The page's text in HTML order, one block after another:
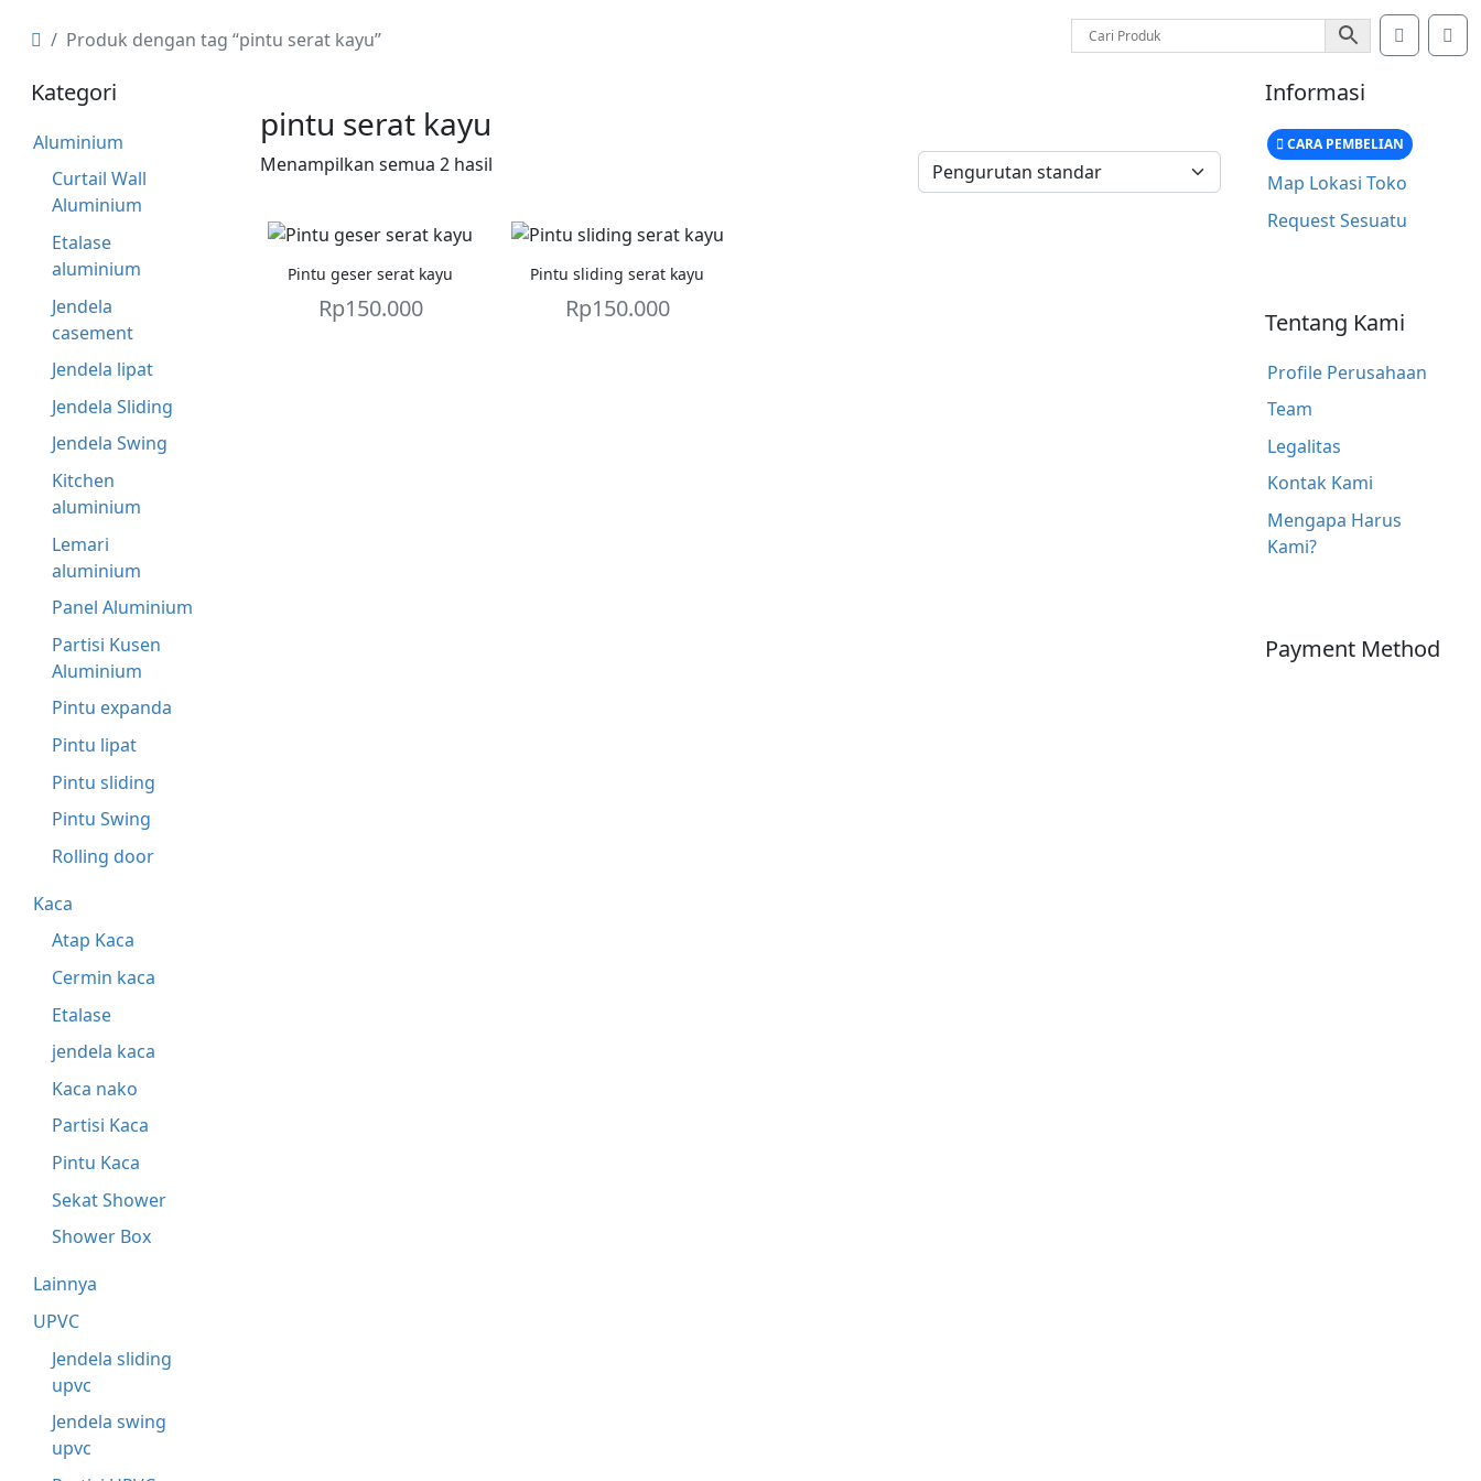
Produk dengan tag “pintu serat kayu” Account
Kategori
Aluminium
Curtail Wall
Aluminium
Etalase
aluminium
Jendela
casement
Jendela lipat
Jendela Sliding
Jendela Swing
Kitchen
aluminium
Lemari
aluminium
Panel Aluminium
Partisi Kusen
Aluminium
Pintu expanda
Pintu lipat
Pintu sliding
Pintu Swing
Rolling door
Kaca
Atap Kaca
Cermin kaca
Etalase
jendela kaca
Kaca nako
Partisi Kaca
Pintu Kaca
Sekat Shower
Shower Box
Lainnya
UPVC
Jendela sliding
upvc
Jendela swing
upvc
pintu serat kayu
Menampilkan semua 2 hasil
Pintu geser serat kayu
Rp150.000
Pintu sliding serat kayu
Rp150.000
Informasi
CARA PEMBELIAN
Map Lokasi Toko
Request Sesuatu
Tentang Kami
Profile Perusahaan
Team
Legalitas
Kontak Kami
Mengapa Harus
Kami?
Payment Method